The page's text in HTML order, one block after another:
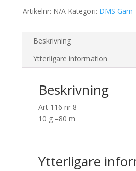
Artikelnr: N/A Kategori: DMS Garn
Beskrivning
Ytterligare information
Beskrivning
Art 116 nr 8
10 g =80 m
Ytterligare